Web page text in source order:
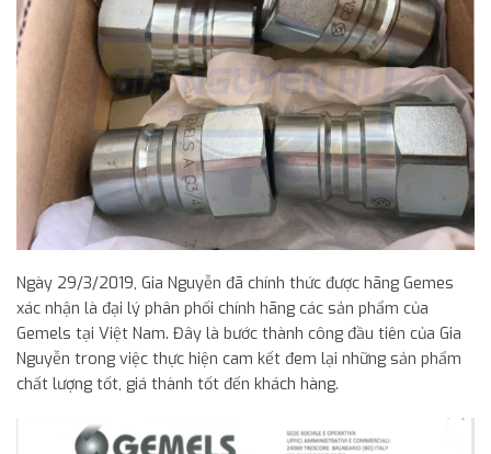
Ngày 29/3/2019, Gia Nguyễn đã chính thức được hãng Gemes
xác nhận là đại lý phân phối chính hãng các sản phẩm của
Gemels tại Việt Nam. Đây là bước thành công đầu tiên của Gia
Nguyễn trong việc thực hiện cam kết đem lại những sản phẩm
chất lượng tốt, giá thành tốt đến khách hàng.